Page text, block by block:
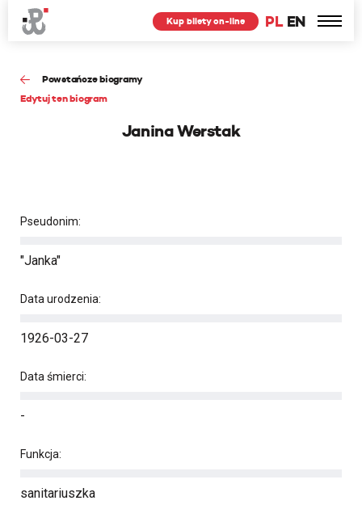
PL EN
Kup bilety on-line
Powstańcze biogramy
Edytuj ten biogram
Janina Werstak
Pseudonim:
"Janka"
Data urodzenia:
1926-03-27
Data śmierci:
-
Funkcja:
sanitariuszka